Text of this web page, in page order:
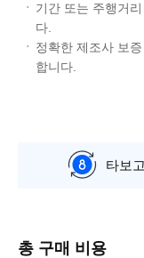
기간 또는 주행거
다.
정확한 제조사 보
합니다.
타보
총 구매 비용